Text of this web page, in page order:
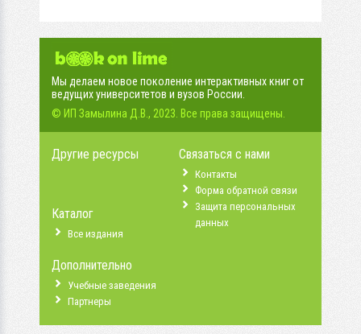
Мы делаем новое поколение интерактивных книг от
ведущих университетов и вузов России.
© ИП Замылина Д.В., 2023. Все права защищены.
Другие ресурсы
Каталог
Все издания
Дополнительно
Учебные заведения
Партнеры
Связаться с нами
Контакты
Форма обратной связи
Защита персональных
данных